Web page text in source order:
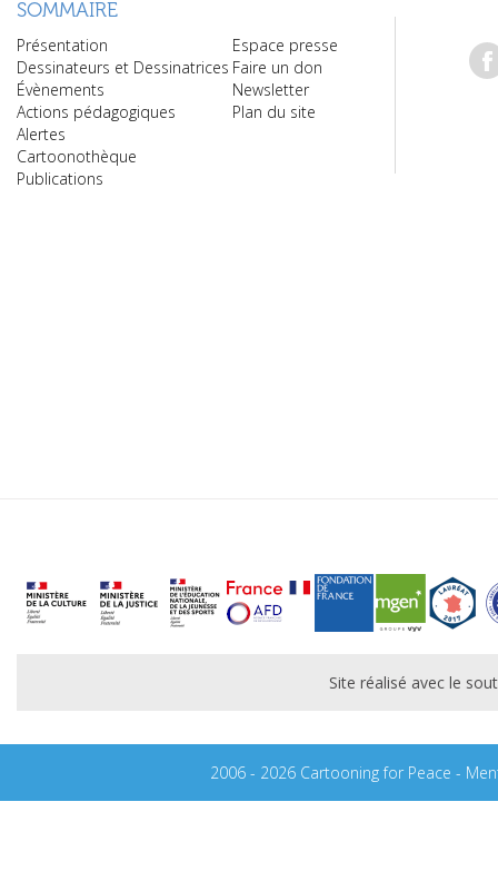
SOMMAIRE
Présentation
Dessinateurs et Dessinatrices
Évènements
Actions pédagogiques
Alertes
Cartoonothèque
Publications
Espace presse
Faire un don
Newsletter
Plan du site
Site réalisé avec le
2006 - 2026 Cartooning for Peace -